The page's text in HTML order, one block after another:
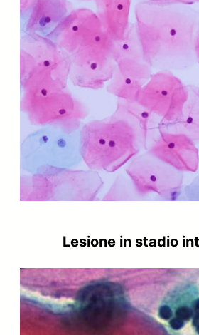
Lesione in stadio